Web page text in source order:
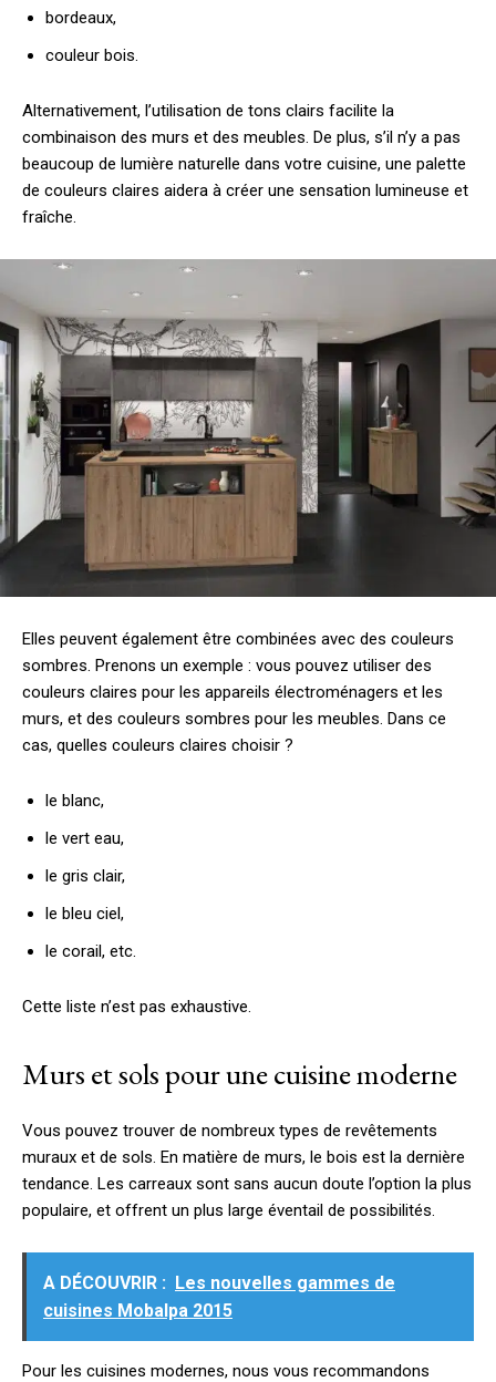
bordeaux,
couleur bois.
Alternativement, l’utilisation de tons clairs facilite la
combinaison des murs et des meubles. De plus, s’il n’y a pas
beaucoup de lumière naturelle dans votre cuisine, une palette
de couleurs claires aidera à créer une sensation lumineuse et
fraîche.
Elles peuvent également être combinées avec des couleurs
sombres. Prenons un exemple : vous pouvez utiliser des
couleurs claires pour les appareils électroménagers et les
murs, et des couleurs sombres pour les meubles. Dans ce
cas, quelles couleurs claires choisir ?
le blanc,
le vert eau,
le gris clair,
le bleu ciel,
le corail, etc.
Cette liste n’est pas exhaustive.
Murs et sols pour une cuisine moderne
Vous pouvez trouver de nombreux types de revêtements
muraux et de sols. En matière de murs, le bois est la dernière
tendance. Les carreaux sont sans aucun doute l’option la plus
populaire, et offrent un plus large éventail de possibilités.
A DÉCOUVRIR : Les nouvelles gammes de
cuisines Mobalpa 2015
Pour les cuisines modernes, nous vous recommandons